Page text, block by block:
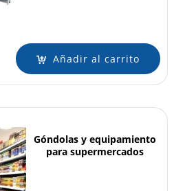
Añadir al carrito
Góndolas y equipamiento
para supermercados